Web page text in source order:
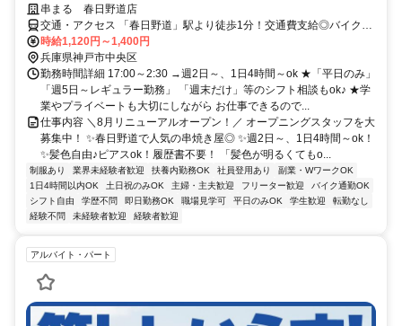
串まる 春日野道店
交通・アクセス 「春日野道」駅より徒歩1分！交通費支給◎バイク通
勤OK！
時給1,120円～1,400円
兵庫県神戸市中央区
勤務時間詳細 17:00～2:30 →週2日～、1日4時間～ok ★「平日のみ」
「週5日～レギュラー勤務」 「週末だけ」等のシフト相談もok♪ ★学
業やプライベートも大切にしながら お仕事できるので...
仕事内容 ＼8月リニューアルオープン！／ オープニングスタッフを大
募集中！ ✨春日野道で人気の串焼き屋◎ ✨週2日～、1日4時間～ok！
✨髪色自由♪ピアスok！履歴書不要！ 「髪色が明るくてもo...
制服あり 業界未経験者歓迎 扶養内勤務OK 社員登用あり
副業・WワークOK
1日4時間以内OK
土日祝のみOK 主婦・主夫歓迎 フリーター歓迎
バイク通勤OK
シフト自由
学歴不問 即日勤務OK 職場見学可 平日のみOK 学生歓迎
転勤なし
経験不問
未経験者歓迎 経験者歓迎
アルバイト・パート